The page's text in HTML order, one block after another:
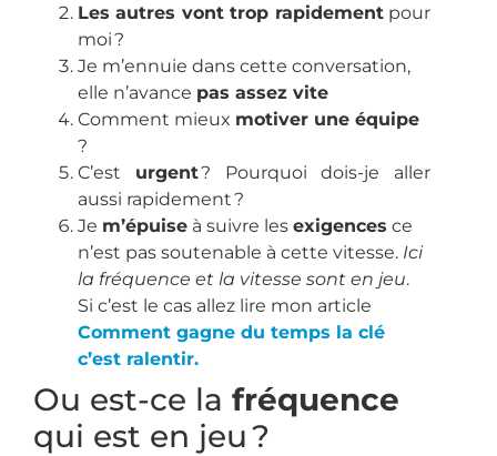
Les autres vont trop rapidementpour
moi ?
Je m’ennuie dans cette conversation,
elle n’avance pas assez vite
Comment mieux motiver une équipe
?
C’est urgent? Pourquoi dois-je aller
aussi rapidement ?
Je m’épuise à suivre les exigences ce
n’est pas soutenable à cette vitesse. Ici
la fréquence et la vitesse sont en jeu.
Si c’est le cas allez lire mon article
Comment gagne du temps la clé
c’est ralentir.
Ou est-ce la fréquence
qui est en jeu ?